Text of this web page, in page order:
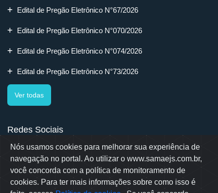
Nós usamos cookies para melhorar sua experiência de
navegação no portal. Ao utilizar o www.samaejs.com.br,
você concorda com a política de monitoramento de
cookies. Para ter mais informações sobre como isso é
Edital de Pregão Eletrônico N°67/2026
Edital de Pregão Eletrônico N°070/2026
Edital de Pregão Eletrônico N°074/2026
Edital de Pregão Eletrônico N°73/2026
Ver todas
Redes Sociais
Rua Erwino Menegotti, 478 - Bairro Água Verde - Jaraguá do Sul
- SC